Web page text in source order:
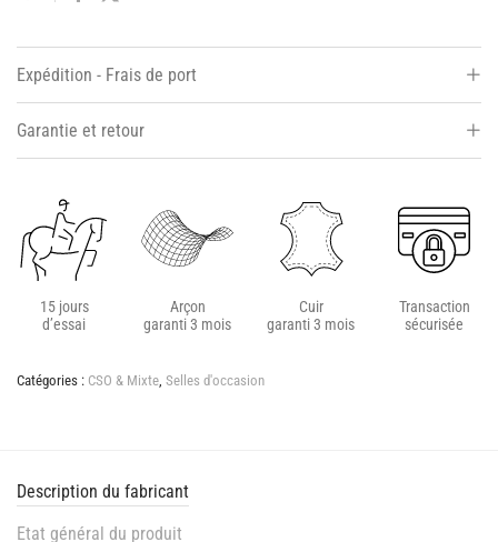
Expédition - Frais de port
Garantie et retour
15 jours
d’essai
Arçon
garanti 3 mois
Cuir
garanti 3 mois
Transaction
sécurisée
Catégories : CSO & Mixte Selles d'occasion
Description du fabricant
Etat général du produit